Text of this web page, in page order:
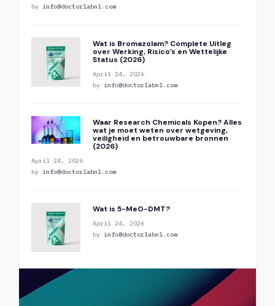
by info@doctorlabnl.com
Wat is Bromazolam? Complete Uitleg
over Werking, Risico’s en Wettelijke
Status (2026)
April 24, 2026
by info@doctorlabnl.com
Waar Research Chemicals Kopen? Alles
wat je moet weten over wetgeving,
veiligheid en betrouwbare bronnen
(2026)
April 24, 2026
by info@doctorlabnl.com
Wat is 5-MeO-DMT?
April 24, 2026
by info@doctorlabnl.com